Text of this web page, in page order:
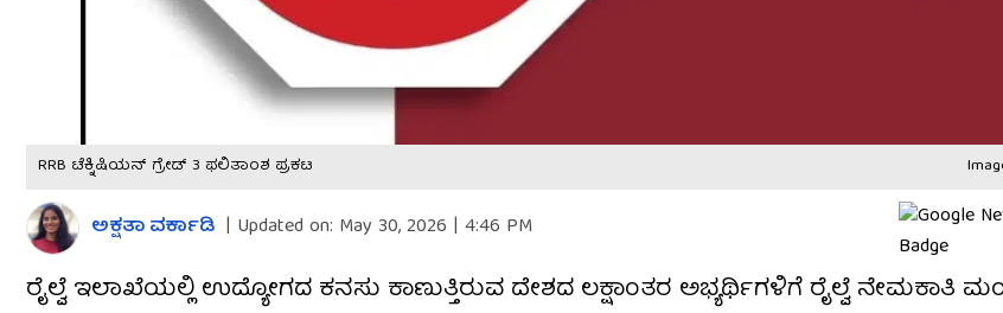
RRB ಟೆಕ್ನಿಷಿಯನ್ ಗ್ರೇಡ್ 3 ಫಲಿತಾಂಶ ಪ್ರಕಟ
ಅಕ್ಷತಾ ವರ್ಕಾಡಿ | Updated on: May 30, 2026 | 4:46 PM
ರೈಲ್ವೆ ಇಲಾಖೆಯಲ್ಲಿ ಉದ್ಯೋಗದ ಕನಸು ಕಾಣುತ್ತಿರುವ ದೇಶದ ಲಕ್ಷಾಂತರ ಅಭ್ಯರ್ಥಿಗಳಿಗೆ ರೈಲ್ವೆ ನೇಮಕಾತಿ